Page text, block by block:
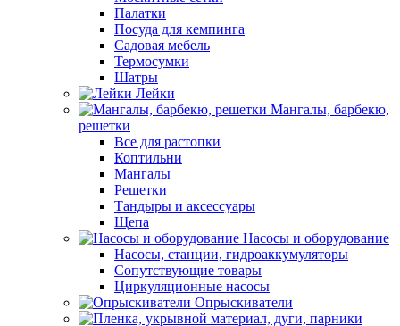
Палатки
Посуда для кемпинга
Садовая мебель
Термосумки
Шатры
Лейки
Мангалы, барбекю,
решетки
Все для растопки
Коптильни
Мангалы
Решетки
Тандыры и аксессуары
Щепа
Насосы и оборудование
Насосы, станции, гидроаккумуляторы
Сопутствующие товары
Циркуляционные насосы
Опрыскиватели